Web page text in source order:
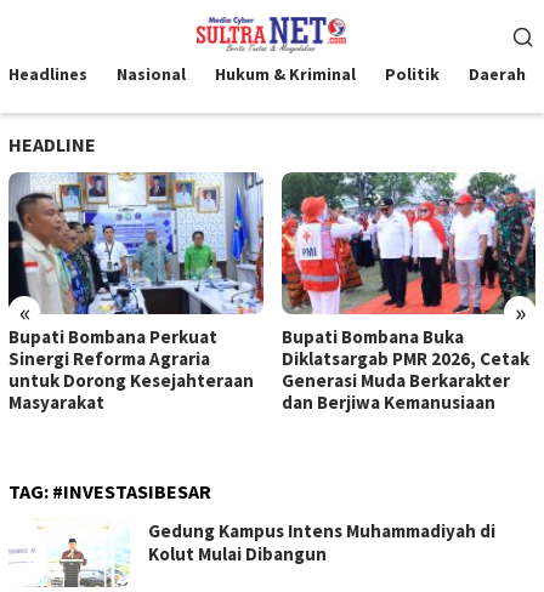
kontenMobile
Headlines Nasional Hukum & Kriminal Politik Daerah
HEADLINE
« »
Bupati Bombana Perkuat
Sinergi Reforma Agraria
untuk Dorong Kesejahteraan
Masyarakat
Bupati Bombana Buka
Diklatsargab PMR 2026, Cetak
Generasi Muda Berkarakter
dan Berjiwa Kemanusiaan
TAG: #INVESTASIBESAR
Gedung Kampus Intens Muhammadiyah di
Kolut Mulai Dibangun